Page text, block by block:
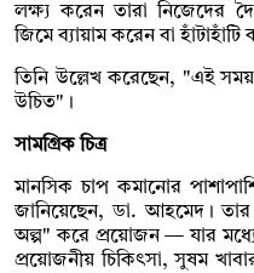
লক্ষ্য করেন তারা নিজেদের
জিমে ব্যায়াম করেন বা হাঁটাহাঁটি
তিনি উল্লেখ করেছেন, "এই
উচিত"।
সামগ্রিক চিত্র
মানসিক চাপ কমানোর
জানিয়েছেন, ডা. আহমেদ।
অল্প" করে প্রয়োজন — যার
প্রয়োজনীয় চিকিৎসা, সুষম